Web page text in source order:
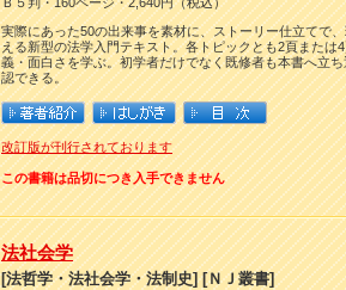
Ｂ５判・160ページ・2,640円（税込）
実際にあった50の出来事を素材に、ストーリー仕立てで
える新型の法学入門テキスト。各トピックとも2頁または
義・面白さを学ぶ。初学者だけでなく既修者も本書へ立
認できる。
改訂版が刊行されております
この書籍は品切につき入手できません
法社会学
[法哲学・法社会学・法制史] [ＮＪ叢書]